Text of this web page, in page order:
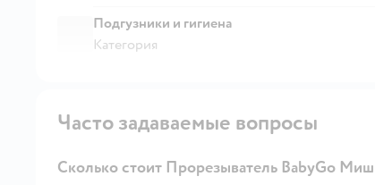
Подгузники и гигиена
Категория
Часто задаваемые вопросы
Сколько стоит Прорезыватель BabyGo